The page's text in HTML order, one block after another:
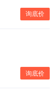
询底价
询底价